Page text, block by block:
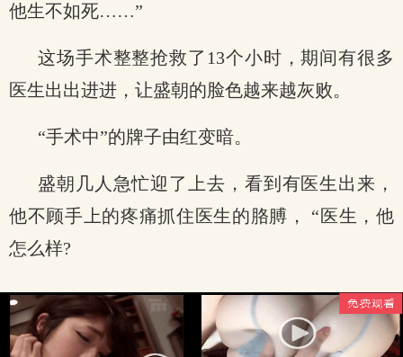
他生不如死……”
这场手术整整抢救了13个小时，期间有很多
医生出出进进，让盛朝的脸色越来越灰败。
“手术中”的牌子由红变暗。
盛朝几人急忙迎了上去，看到有医生出来，
他不顾手上的疼痛抓住医生的胳膊， “医生，他
怎么样?